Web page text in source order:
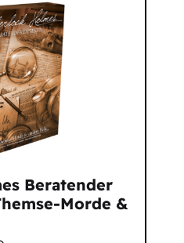
Beratender
Morde &